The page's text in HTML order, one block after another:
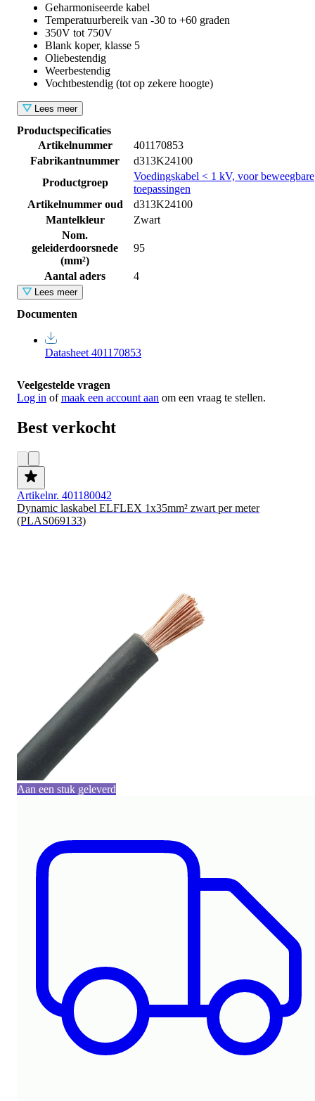
Geharmoniseerde kabel
Temperatuurbereik van -30 to +60 graden
350V tot 750V
Blank koper, klasse 5
Oliebestendig
Weerbestendig
Vochtbestendig (tot op zekere hoogte)
Lees meer
Productspecificaties
Artikelnummer
401170853
Fabrikantnummer
d313K24100
Productgroep
Voedingskabel < 1 kV, voor beweegbare
toepassingen
Artikelnummer oud
d313K24100
Mantelkleur
Zwart
Nom.
geleiderdoorsnede
(mm²)
95
Aantal aders 4
Lees meer
Documenten
Datasheet 401170853
Veelgestelde vragen
Log in ofmaak een account aan om een vraag te stellen.
Best verkocht
Artikelnr. 401180042
Dynamic laskabel ELFLEX 1x35mm² zwart per meter
(PLAS069133)
Aan een stuk geleverd